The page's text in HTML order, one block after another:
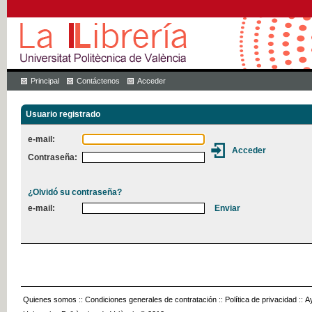
Principal Contáctenos Acceder
Usuario registrado
e-mail:
Contraseña:
¿Olvidó su contraseña?
e-mail:
Quienes somos :: Condiciones generales de contratación :: Política de privacidad ::